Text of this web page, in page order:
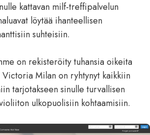
kattavan milf-treffipalvelun
löytää ihanteellisen
suhteisiin.
on rekisteröity tuhansia oikeita
Milan on ryhtynyt kaikkiin
tarjotakseen sinulle turvallisen
ulkopuolisiin kohtaamisiin.